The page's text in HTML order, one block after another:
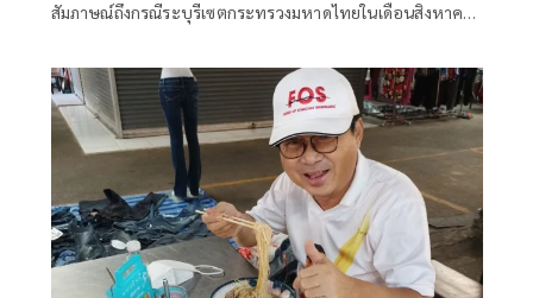
สัมภาษณ์ถึงกรณีระบุรีเซตกระทรวงมหาดไทยในเดือนสิงหาคม